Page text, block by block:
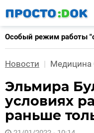
основному
содержанию
Особый режим работы
Новости Медицина
Эльмира
условиях
раньше